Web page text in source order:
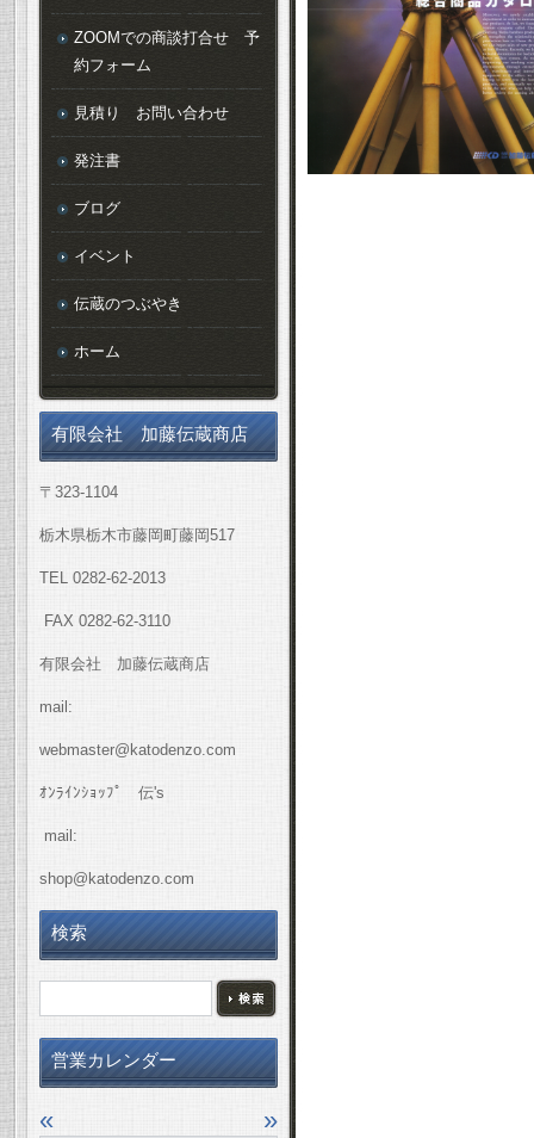
ZOOMでの商談打合せ 予
約フォーム
見積り お問い合わせ
発注書
ブログ
イベント
伝蔵のつぶやき
ホーム
有限会社 加藤伝蔵商店
〒323-1104
栃木県栃木市藤岡町藤岡517
TEL 0282-62-2013
FAX 0282-62-3110
有限会社 加藤伝蔵商店
mail:
webmaster@katodenzo.com
ｵﾝﾗｲﾝｼｮｯﾌﾟ 伝's
mail:
shop@katodenzo.com
検索
営業カレンダー
« »